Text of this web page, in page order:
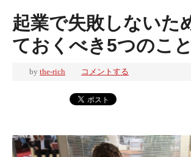
起業で失敗しないた
ておくべき5つのこと
by the-rich コメントする